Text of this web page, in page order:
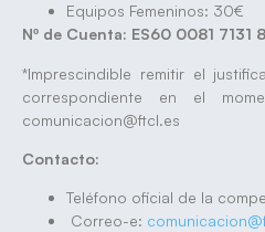
Equipos Femeninos: 30€
Nº de Cuenta: ES60 0081 7131
*Imprescindible remitir el
correspondiente en el
comunicacion@ftcl.es
Contacto:
Teléfono oficial de la
Correo-e: